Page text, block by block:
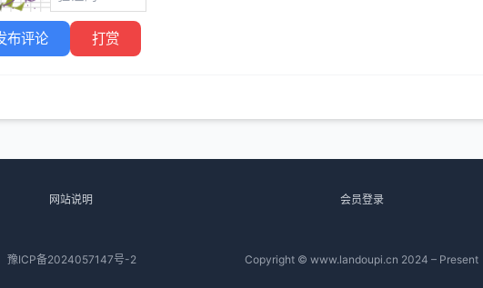
布评论 打赏
网站说明 会员登录
豫ICP备2024057147号-2 Copyright © www.landoupi.cn 2024 – Present